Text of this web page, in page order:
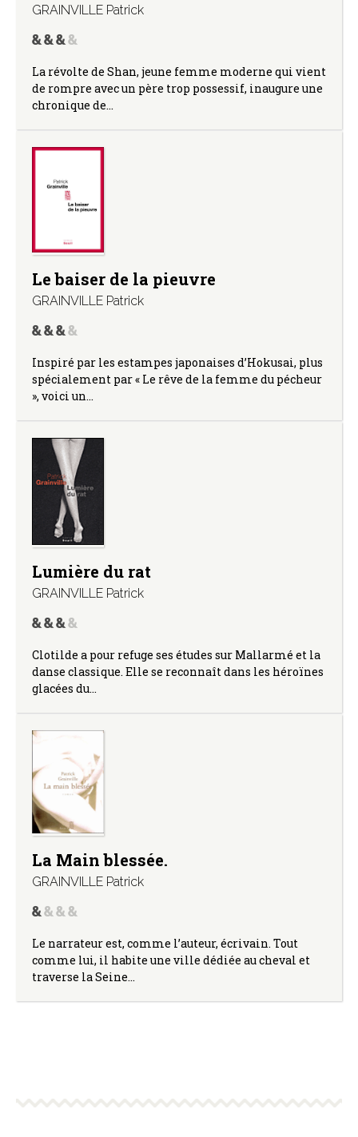
GRAINVILLE Patrick
La révolte de Shan, jeune femme moderne qui vient
de rompre avec un père trop possessif, inaugure une
chronique de…
Le baiser de la pieuvre
GRAINVILLE Patrick
Inspiré par les estampes japonaises d’Hokusai, plus
spécialement par « Le rêve de la femme du pécheur
», voici un…
Lumière du rat
GRAINVILLE Patrick
Clotilde a pour refuge ses études sur Mallarmé et la
danse classique. Elle se reconnaît dans les héroïnes
glacées du…
La Main blessée.
GRAINVILLE Patrick
Le narrateur est, comme l’auteur, écrivain. Tout
comme lui, il habite une ville dédiée au cheval et
traverse la Seine…